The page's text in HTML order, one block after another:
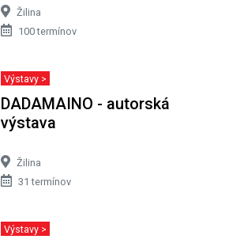
Žilina
100 termínov
Výstavy >
DADAMAINO - autorská
výstava
Žilina
31 termínov
Výstavy >